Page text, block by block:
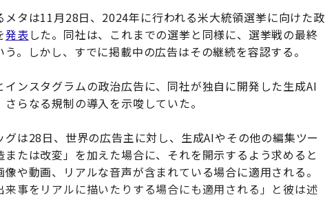
タは11月28日、2024年に行われる米大統領選挙に向けた政
発表した。同社は、これまでの選挙と同様に、選挙戦の最終
。しかし、すでに掲載中の広告はその継続を容認する。
ンスタグラムの政治広告に、同社が独自に開発した生成AI
らなる規制の導入を示唆していた。
は28日、世界の広告主に対し、生成AIやその他の編集ツー
たは改変」を加えた場合に、それを開示するよう求めると
や動画、リアルな音声が含まれている場合に適用される。
事をリアルに描いたりする場合にも適用される」と彼は述